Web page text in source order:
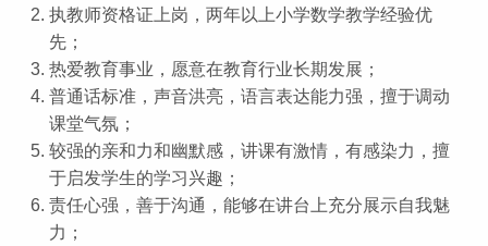
执教师资格证上岗，两年以上小学数学教学经验优
先；
热爱教育事业，愿意在教育行业长期发展；
普通话标准，声音洪亮，语言表达能力强，擅于调动
课堂气氛；
较强的亲和力和幽默感，讲课有激情，有感染力，擅
于启发学生的学习兴趣；
责任心强，善于沟通，能够在讲台上充分展示自我魅
力；